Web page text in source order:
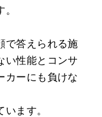
で答えられる施
い性能とコンサ
カーにも負けな
ます。